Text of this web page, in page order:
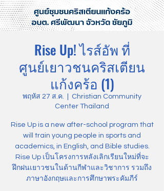
Rise Up! ไรส์อัพ ที่
ศูนย์เยาวชนคริสเตียน
แก้งคร้อ (1)
พฤหัส 27 ส.ค.
Christian Community
Center Thailand
Rise Up is a new after-school program that
will train young people in sports and
academics, in English, and Bible studies.
Rise Up เป็นโครงการหลังเลิกเรียนใหม่ที่จะ
ฝึกฝนเยาวชนในด้านกีฬาและวิชาการ รวมถึง
ภาษาอังกฤษและการศึกษาพระคัมภีร์